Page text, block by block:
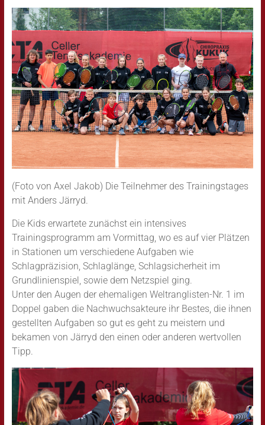
(Foto von Axel Jakob) Die Teilnehmer des Trainingstages
mit Anders Järryd.
Die Kids erwartete zunächst ein intensives
Trainingsprogramm am Vormittag, wo es auf vier Plätzen
in Stationen um verschiedene Aufgaben wie
Schlagpräzision, Schlaglänge, Schlagsicherheit im
Grundlinienspiel, sowie dem Netzspiel ging.
Unter den Augen der ehemaligen Weltranglisten-Nr. 1 im
Doppel gaben die Nachwuchsakteure ihr Bestes, die ihnen
gestellten Aufgaben so gut es geht zu meistern und
bekamen von Järryd den einen oder anderen wertvollen
Tipp.